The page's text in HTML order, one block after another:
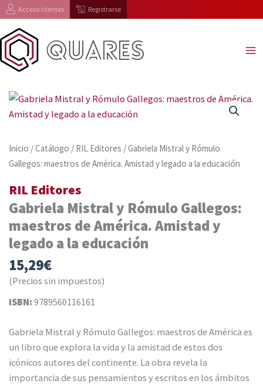
al
contenido
Acceso clientes Registrarse
Inicio /Catálogo / RIL Editores / Gabriela Mistral y Rómulo
Gallegos: maestros de América. Amistad y legado a la educación
RIL Editores
Gabriela Mistral y Rómulo Gallegos:
maestros de América. Amistad y
legado a la educación
15,29€
(Precios sin impuestos)
ISBN: 9789560116161
Gabriela Mistral y Rómulo Gallegos: maestros de América es
un libro que explora la vida y la amistad de estos dos
icónicos autores del continente. La obra revela la
importancia de sus pensamientos y escritos en los ámbitos